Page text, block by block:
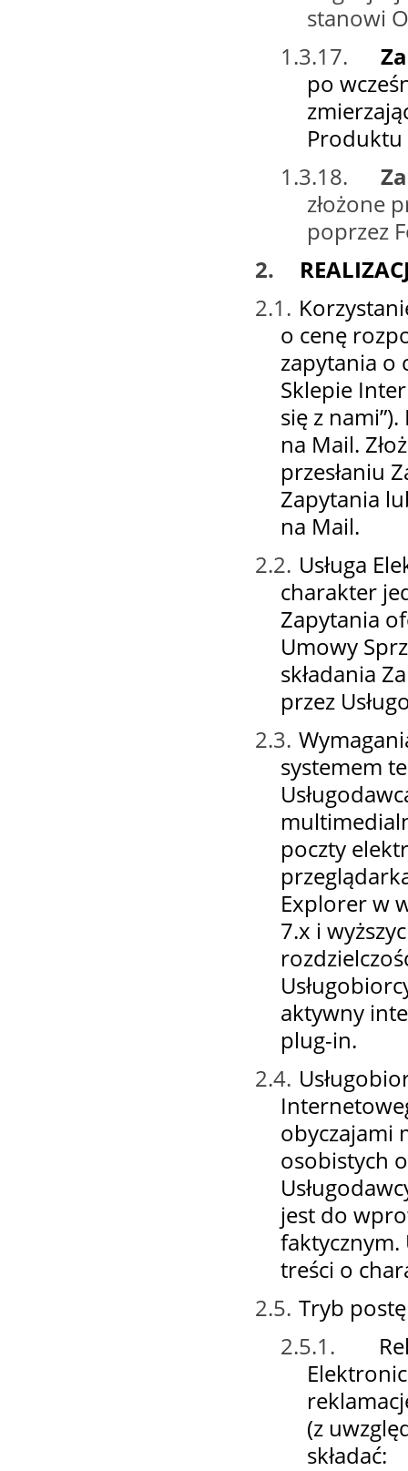
stanowi
1.3.17.
po
Produktu
1.3.18.
złożone
poprzez
2.
2.1.
o cenę
zapytania o
Sklepie
się z
na Mail.
przesłaniu
Zapytania
na Mail.
2.2. Usługa
charakter
Zapytania
Umowy
składania
przez
2.3.
systemem
poczty
Explorer w
7.x i
aktywny
plug-in.
2.4.
obyczajami
osobistych
jest do
faktycznym.
treści o
2.5. Tryb
2.5.1.
(z
składać: